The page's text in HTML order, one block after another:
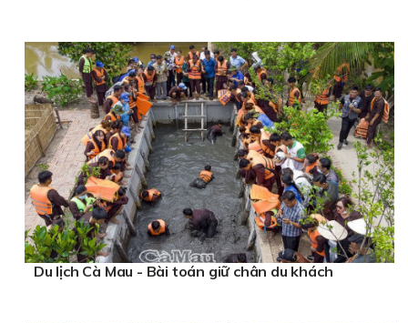
Du lịch Cà Mau - Bài toán giữ chân du khách